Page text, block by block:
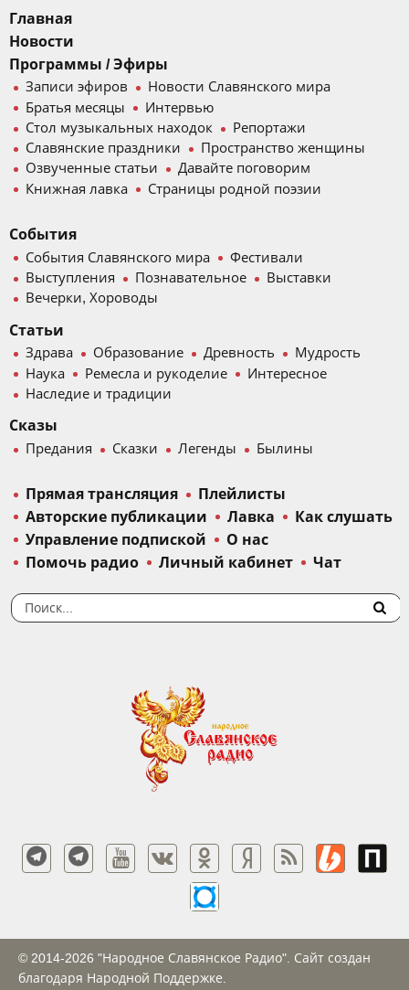
Главная
Новости
Программы / Эфиры
Записи эфиров
Новости Славянского мира
Братья месяцы
Интервью
Стол музыкальных находок
Репортажи
Славянские праздники
Пространство женщины
Озвученные статьи
Давайте поговорим
Книжная лавка
Страницы родной поэзии
События
События Славянского мира
Фестивали
Выступления
Познавательное
Выставки
Вечерки, Хороводы
Статьи
Здрава Образование Древность
Мудрость
Наука
Ремесла и рукоделие
Интересное
Наследие и традиции
Сказы
Предания Сказки Легенды Былины
Прямая трансляция
Плейлисты
Авторские публикации
Лавка
Как слушать
Управление подпиской
О нас
Помочь радио
Личный кабинет Чат
© 2014-2026 "Народное Славянское Радио". Сайт создан
благодаря Народной Поддержке.